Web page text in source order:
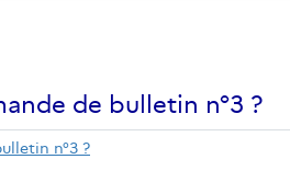
de bulletin n°3 ?
n°3 ?